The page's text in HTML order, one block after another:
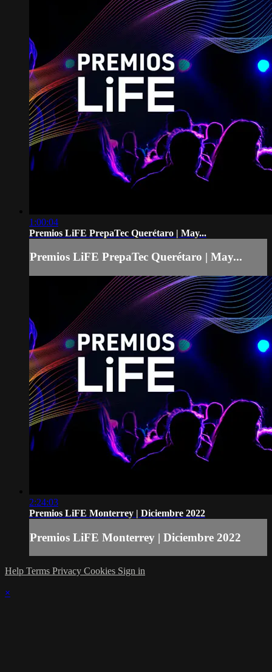
1:00:04
Premios LiFE PrepaTec Querétaro | May...
Premios LiFE PrepaTec Querétaro | May...
2:24:03
Premios LiFE Monterrey | Diciembre 2022
Premios LiFE Monterrey | Diciembre 2022
Help Terms Privacy Cookies Sign in
×